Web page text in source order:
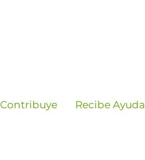
Contribuye Recibe Ayuda